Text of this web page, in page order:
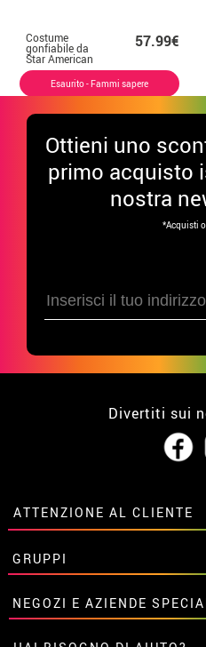
Costume
gonfiabile da
Star American
Hero per adulto
57.99€
Esaurito - Fammi sapere
Ottieni uno
primo acquisto
nostra
*Acquisti
Divertiti sui
ATTENZIONE AL CLIENTE
• Su di noi
• Condizioni di vendita
• Avviso legale privacy
• Attenzione al cliente
• Utilizzo dei cookies
GRUPPI
Sconti speciali per gruppi.
Contattaci qui
NEGOZI E AZIENDE